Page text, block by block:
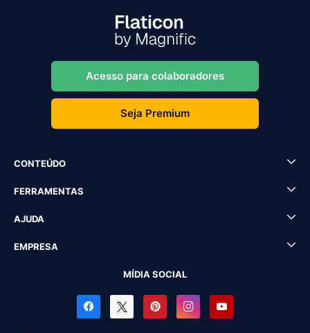
Acesso para colaboradores
Seja Premium
CONTEÚDO
FERRAMENTAS
AJUDA
EMPRESA
MÍDIA SOCIAL